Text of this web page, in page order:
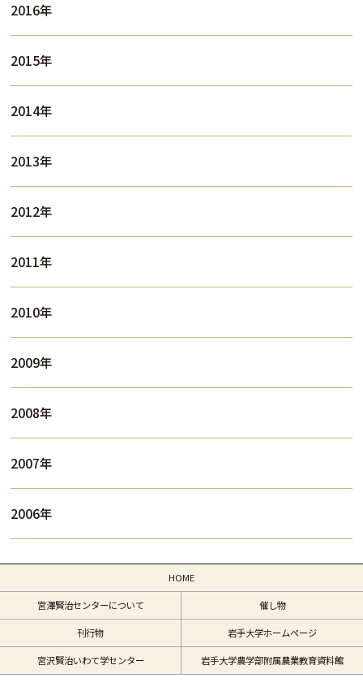
2016年
2015年
2014年
2013年
2012年
2011年
2010年
2009年
2008年
2007年
2006年
HOME
宮澤賢治センターについて 催し物
刊行物 岩手大学ホームページ
宮沢賢治いわて学センター 岩手大学農学部附属農業教育資料館